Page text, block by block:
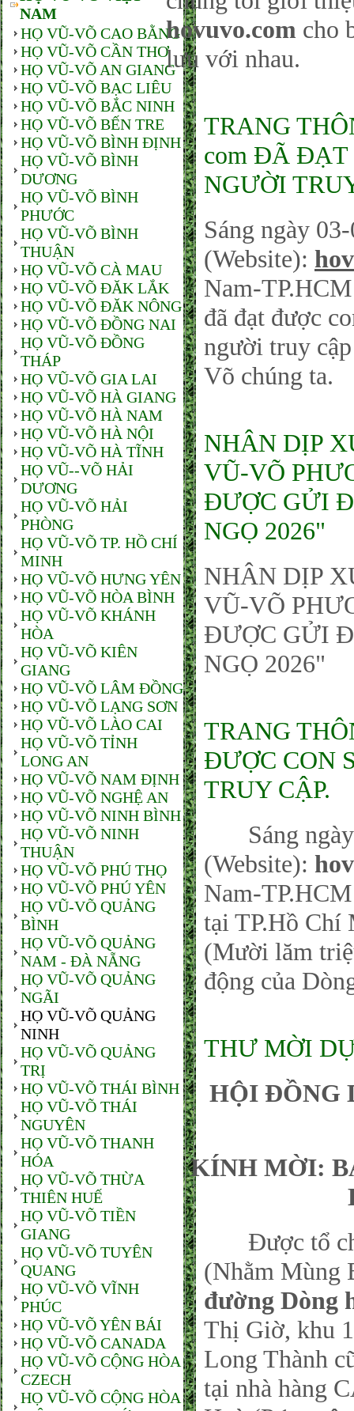
NAM
HỌ VŨ-VÕ CAO BẰNG
HỌ VŨ-VÕ CẦN THƠ
HỌ VŨ-VÕ AN GIANG
HỌ VŨ-VÕ BẠC LIÊU
HỌ VŨ-VÕ BẮC NINH
HỌ VŨ-VÕ BẾN TRE
HỌ VŨ-VÕ BÌNH ĐỊNH
HỌ VŨ-VÕ BÌNH
DƯƠNG
HỌ VŨ-VÕ BÌNH
PHƯỚC
HỌ VŨ-VÕ BÌNH
THUẬN
HỌ VŨ-VÕ CÀ MAU
HỌ VŨ-VÕ ĐĂK LẮK
HỌ VŨ-VÕ ĐĂK NÔNG
HỌ VŨ-VÕ ĐỒNG NAI
HỌ VŨ-VÕ ĐỒNG
THÁP
HỌ VŨ-VÕ GIA LAI
HỌ VŨ-VÕ HÀ GIANG
HỌ VŨ-VÕ HÀ NAM
HỌ VŨ-VÕ HÀ NỘI
HỌ VŨ-VÕ HÀ TĨNH
HỌ VŨ--VÕ HẢI
DƯƠNG
HỌ VŨ-VÕ HẢI
PHÒNG
HỌ VŨ-VÕ TP. HỒ CHÍ
MINH
HỌ VŨ-VÕ HƯNG YÊN
HỌ VŨ-VÕ HÒA BÌNH
HỌ VŨ-VÕ KHÁNH
HÒA
HỌ VŨ-VÕ KIÊN
GIANG
HỌ VŨ-VÕ LÂM ĐỒNG
HỌ VŨ-VÕ LẠNG SƠN
HỌ VŨ-VÕ LÀO CAI
HỌ VŨ-VÕ TỈNH
LONG AN
HỌ VŨ-VÕ NAM ĐỊNH
HỌ VŨ-VÕ NGHỆ AN
HỌ VŨ-VÕ NINH BÌNH
HỌ VŨ-VÕ NINH
THUẬN
HỌ VŨ-VÕ PHÚ THỌ
HỌ VŨ-VÕ PHÚ YÊN
HỌ VŨ-VÕ QUẢNG
BÌNH
HỌ VŨ-VÕ QUẢNG
NAM - ĐÀ NẴNG
HỌ VŨ-VÕ QUẢNG
NGÃI
HỌ VŨ-VÕ QUẢNG
NINH
HỌ VŨ-VÕ QUẢNG
TRỊ
HỌ VŨ-VÕ THÁI BÌNH
HỌ VŨ-VÕ THÁI
NGUYÊN
HỌ VŨ-VÕ THANH
HÓA
HỌ VŨ-VÕ THỪA
THIÊN HUẾ
HỌ VŨ-VÕ TIỀN
GIANG
HỌ VŨ-VÕ TUYÊN
QUANG
HỌ VŨ-VÕ VĨNH
PHÚC
HỌ VŨ-VÕ YÊN BÁI
HỌ VŨ-VÕ CANADA
HỌ VŨ-VÕ CỘNG HÒA
CZECH
HỌ VŨ-VÕ CỘNG HÒA
hovuvo.com cho
lưu với nhau.
TRANG
com ĐÃ ĐẠT
NGƯỜI
Sáng ngày
(Website):
Nam-
đã đạt được
người truy
Võ chúng ta.
NHÂN DỊP
VŨ-VÕ
ĐƯỢC GỬI
NGỌ 2026"
NHÂN DỊP
VŨ-VÕ
ĐƯỢC GỬI
NGỌ 2026"
TRANG
ĐƯỢC CON
TRUY CẬP.
Sáng ngày
(Website):
Nam-
tại TP.Hồ Chí
(Mười lăm
động của
THƯ MỜI
HỘI ĐỒNG
KÍNH MỜI:
Được tổ
(Nhằm Mùng
đường Dòng
Thị Giờ, khu
Long Thành
tại nhà hàng